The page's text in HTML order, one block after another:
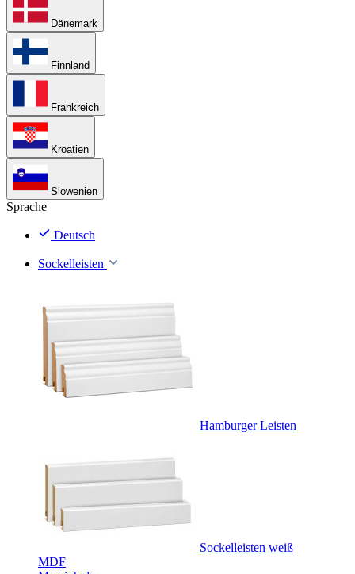
Dänemark
Finnland
Frankreich
Kroatien
Slowenien
Sprache
Deutsch
Sockelleisten
Hamburger Leisten
Sockelleisten weiß
MDF